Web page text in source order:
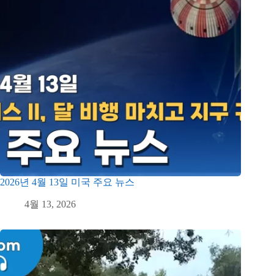
2026년 4월 13일 미국 주요 뉴스
4월 13, 2026